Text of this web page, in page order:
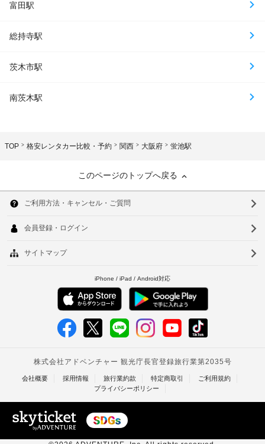
富田駅
総持寺駅
茨木市駅
南茨木駅
TOP 格安レンタカー比較・予約 関西 大阪府 蛍池駅
このページのトップへ戻る